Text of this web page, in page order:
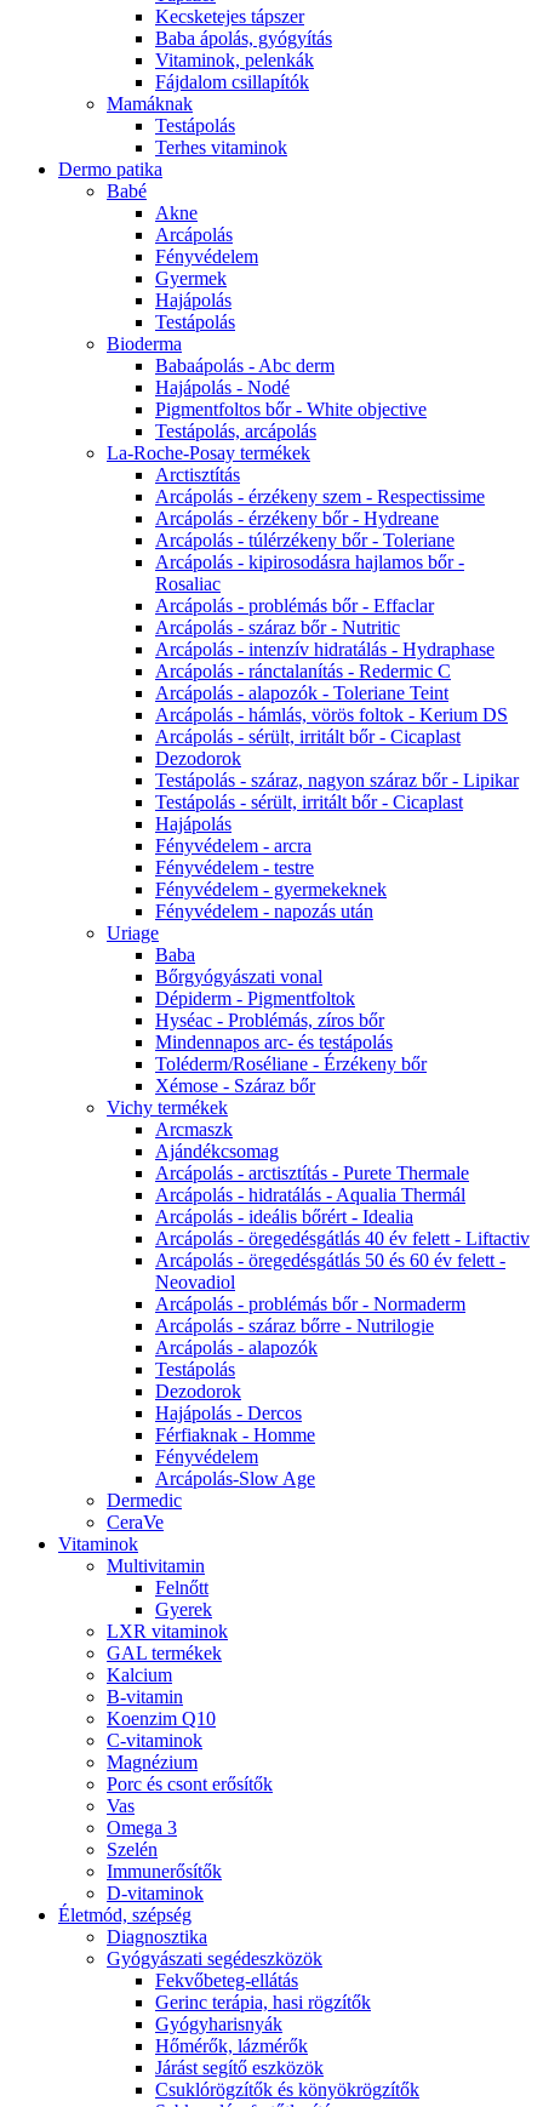
Kecsketejes tápszer
Baba ápolás, gyógyítás
Vitaminok, pelenkák
Fájdalom csillapítók
Mamáknak
Testápolás
Terhes vitaminok
Dermo patika
Babé
Akne
Arcápolás
Fényvédelem
Gyermek
Hajápolás
Testápolás
Bioderma
Babaápolás - Abc derm
Hajápolás - Nodé
Pigmentfoltos bőr - White objective
Testápolás, arcápolás
La-Roche-Posay termékek
Arctisztítás
Arcápolás - érzékeny szem - Respectissime
Arcápolás - érzékeny bőr - Hydreane
Arcápolás - túlérzékeny bőr - Toleriane
Arcápolás - kipirosodásra hajlamos bőr -
Rosaliac
Arcápolás - problémás bőr - Effaclar
Arcápolás - száraz bőr - Nutritic
Arcápolás - intenzív hidratálás - Hydraphase
Arcápolás - ránctalanítás - Redermic C
Arcápolás - alapozók - Toleriane Teint
Arcápolás - hámlás, vörös foltok - Kerium DS
Arcápolás - sérült, irritált bőr - Cicaplast
Dezodorok
Testápolás - száraz, nagyon száraz bőr - Lipikar
Testápolás - sérült, irritált bőr - Cicaplast
Hajápolás
Fényvédelem - arcra
Fényvédelem - testre
Fényvédelem - gyermekeknek
Fényvédelem - napozás után
Uriage
Baba
Bőrgyógyászati vonal
Dépiderm - Pigmentfoltok
Hyséac - Problémás, zíros bőr
Mindennapos arc- és testápolás
Toléderm/Roséliane - Érzékeny bőr
Xémose - Száraz bőr
Vichy termékek
Arcmaszk
Ajándékcsomag
Arcápolás - arctisztítás - Purete Thermale
Arcápolás - hidratálás - Aqualia Thermál
Arcápolás - ideális bőrért - Idealia
Arcápolás - öregedésgátlás 40 év felett - Liftactiv
Arcápolás - öregedésgátlás 50 és 60 év felett -
Neovadiol
Arcápolás - problémás bőr - Normaderm
Arcápolás - száraz bőrre - Nutrilogie
Arcápolás - alapozók
Testápolás
Dezodorok
Hajápolás - Dercos
Férfiaknak - Homme
Fényvédelem
Arcápolás-Slow Age
Dermedic
CeraVe
Vitaminok
Multivitamin
Felnőtt
Gyerek
LXR vitaminok
GAL termékek
Kalcium
B-vitamin
Koenzim Q10
C-vitaminok
Magnézium
Porc és csont erősítők
Vas
Omega 3
Szelén
Immunerősítők
D-vitaminok
Életmód, szépség
Diagnosztika
Gyógyászati segédeszközök
Fekvőbeteg-ellátás
Gerinc terápia, hasi rögzítők
Gyógyharisnyák
Hőmérők, lázmérők
Járást segítő eszközök
Csuklórögzítők és könyökrögzítők